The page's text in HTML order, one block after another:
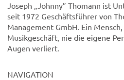
Joseph „Johnny” Thomann ist
seit 1972 Geschäftsführer von
Management GmbH. Ein
Musikgeschäft, nie die eigene
Augen verliert.
NAVIGATION